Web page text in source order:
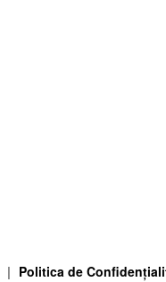
Politica de